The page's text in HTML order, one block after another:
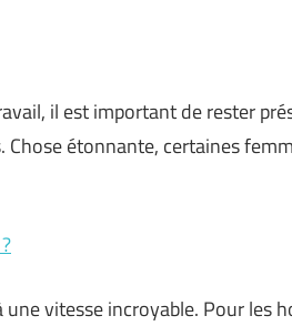
il est important de rester
étonnante, certaines
vitesse incroyable. Pour les